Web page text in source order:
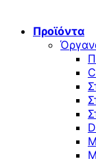
Προϊόντα